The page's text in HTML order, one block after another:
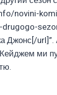
novini-
Джонс[/url]”.
ми